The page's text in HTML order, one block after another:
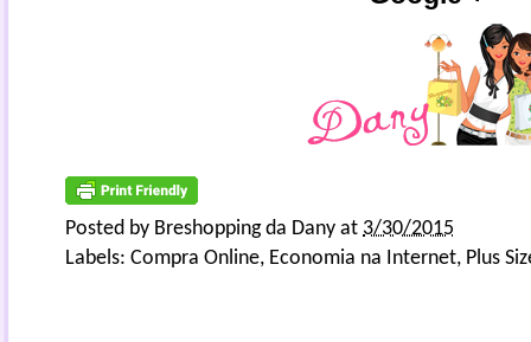
Posted by Breshopping da Dany at 3/30/2015
Labels: Compra Online, Economia na Internet, Plus